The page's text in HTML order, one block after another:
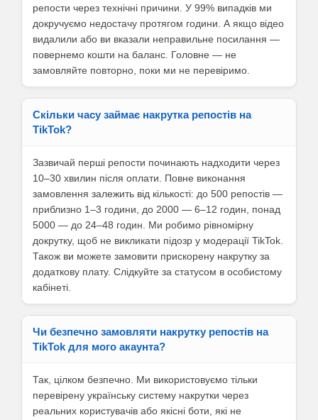
репости через технічні причини. У 99% випадків ми
докручуємо недостачу протягом години. А якщо відео
видалили або ви вказали неправильне посилання —
повернемо кошти на баланс. Головне — не
замовляйте повторно, поки ми не перевіримо.
Скільки часу займає накрутка репостів на
TikTok?
Зазвичай перші репости починають надходити через
10–30 хвилин після оплати. Повне виконання
замовлення залежить від кількості: до 500 репостів —
приблизно 1–3 години, до 2000 — 6–12 годин, понад
5000 — до 24–48 годин. Ми робимо рівномірну
докрутку, щоб не викликати підозр у модерації TikTok.
Також ви можете замовити прискорену накрутку за
додаткову плату. Слідкуйте за статусом в особистому
кабінеті.
Чи безпечно замовляти накрутку репостів на
TikTok для мого акаунта?
Так, цілком безпечно. Ми використовуємо тільки
перевірену українську систему накрутки через
реальних користувачів або якісні боти, які не